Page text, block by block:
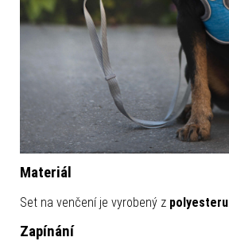
Materiál
Set na venčení je vyrobený z polyesteru
Zapínání